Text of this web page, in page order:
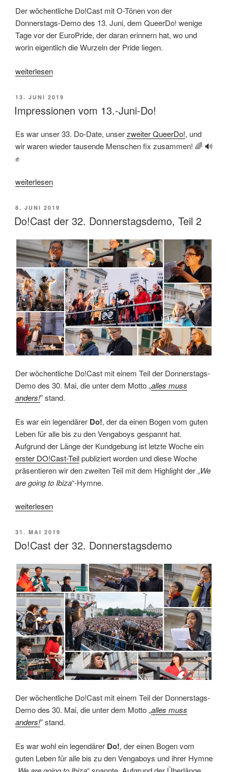
Der wöchentliche Do!Cast mit O-Tönen von der
Donnerstags-Demo des 13. Juni, dem QueerDo! wenige
Tage vor der EuroPride, der daran erinnern hat, wo und
worin eigentlich die Wurzeln der Pride liegen.
„Do!Cast
33.
Donnerstagsdemo“
weiterlesen
VERÖFFENTLICHT
AM
13. JUNI 2019
Impressionen vom 13.-Juni-Do!
Es war unser 33. Do-Date, unserzweiter QueerDo!, und
wir waren wieder tausende Menschen fix zusammen! 🌈 🔊
✊
„Impressionen
13.-
Juni-
weiterlesen
VERÖFFENTLICHT
AM
8. JUNI 2019
Do!Cast der 32. Donnerstagsdemo, Teil 2
Der wöchentliche Do!Cast mit einem Teil der Donnerstags-
Demo des 30. Mai, die unter dem Motto „alles muss
anders!” stand.
Es war ein legendärer Do!, der da einen Bogen vom guten
Leben für alle bis zu den Vengaboys gespannt hat.
Aufgrund der Länge der Kundgebung ist letzte Woche ein
erster DO!Cast-Teilpubliziert worden und diese Woche
präsentieren wir den zweiten Teil mit dem Highlight der „We
are going to Ibiza“-Hymne.
„Do!Cast
32.
Donnerstagsdemo,
2“
weiterlesen
VERÖFFENTLICHT
AM
31. MAI 2019
Do!Cast der 32. Donnerstagsdemo
Der wöchentliche Do!Cast mit einem Teil der Donnerstags-
Demo des 30. Mai, die unter dem Motto „alles muss
anders!” stand.
Es war wohl ein legendärer Do!, der einen Bogen vom
guten Leben für alle bis zu den Vengaboys und ihrer Hymne